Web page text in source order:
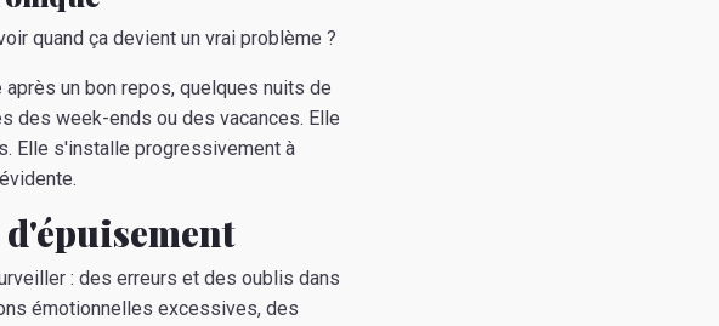
quand ça devient un vrai problème ?
un bon repos, quelques nuits de
des week-ends ou des vacances. Elle
Elle s'installe progressivement à
: des erreurs et des oublis dans
émotionnelles excessives, des